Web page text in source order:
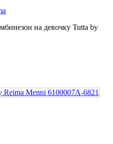
на девочку Tutta by